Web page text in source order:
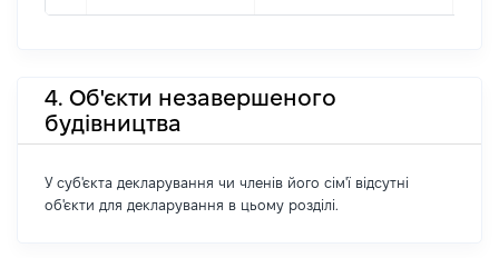
4. Об'єкти незавершеного
будівництва
У суб'єкта декларування чи членів його сім'ї відсутні
об'єкти для декларування в цьому розділі.